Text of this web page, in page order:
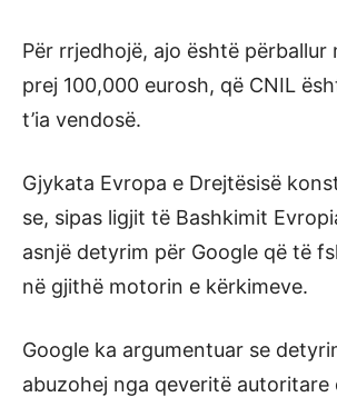
Për rrjedhojë, ajo është përballur
prej 100,000 eurosh, që CNIL
t’ia vendosë.
Gjykata Evropa e Drejtësisë
se, sipas ligjit të Bashkimit
asnjë detyrim për Google që të
në gjithë motorin e kërkimeve.
Google ka argumentuar se
abuzohej nga qeveritë autoritare